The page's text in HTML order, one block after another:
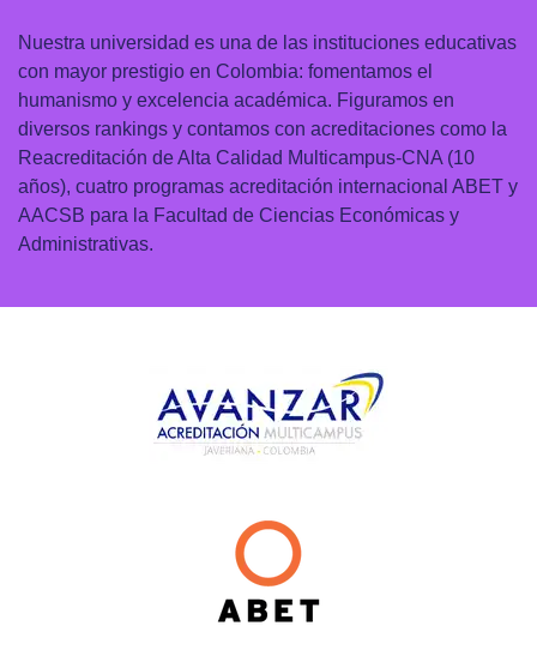
Nuestra universidad es una de las instituciones educativas
con mayor prestigio en Colombia: fomentamos el
humanismo y excelencia académica. Figuramos en
diversos rankings y contamos con acreditaciones como la
Reacreditación de Alta Calidad Multicampus-CNA (10
años), cuatro programas acreditación internacional ABET y
AACSB para la Facultad de Ciencias Económicas y
Administrativas.